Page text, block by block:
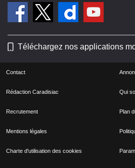
Téléchargez nos applications
Contact
Rédaction Caradisiac Qui
Recrutement Plan
Mentions légales
Charte d'utilisation des cookies